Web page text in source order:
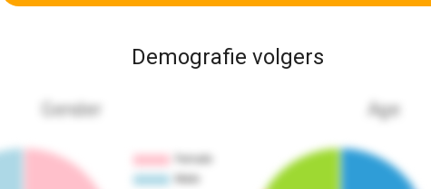
Demografie volgers
Gender Age